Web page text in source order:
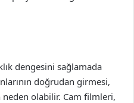
dengesini sağlamada
doğrudan girmesi,
neden olabilir. Cam filmleri,